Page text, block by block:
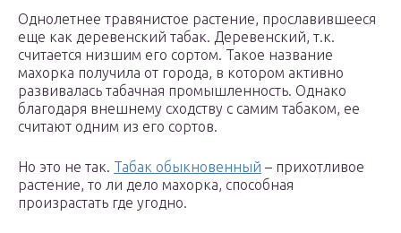
Однолетнее травянистое растение, прославившееся
еще как деревенский табак. Деревенский, т.к.
считается низшим его сортом. Такое название
махорка получила от города, в котором активно
развивалась табачная промышленность. Однако
благодаря внешнему сходству с самим табаком, ее
считают одним из его сортов.
Но это не так. Табак обыкновенный – прихотливое
растение, то ли дело махорка, способная
произрастать где угодно.